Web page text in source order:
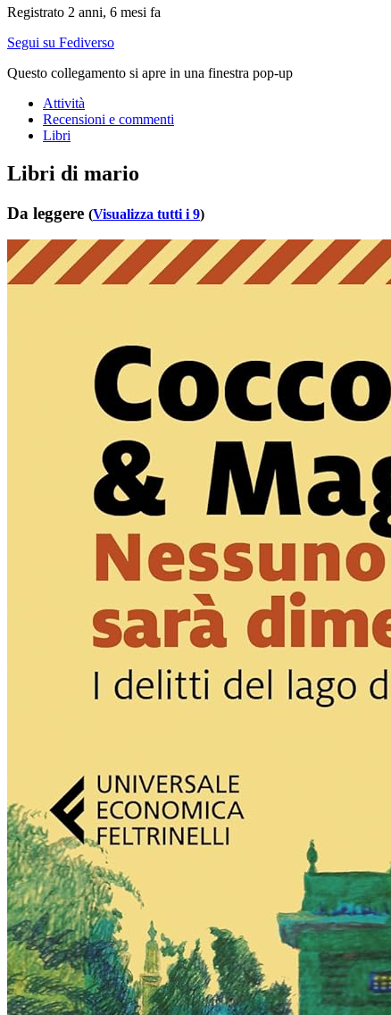
Registrato 2 anni, 6 mesi fa
Segui su Fediverso
Questo collegamento si apre in una finestra pop-up
Attività
Recensioni e commenti
Libri
Libri di mario
Da leggere (Visualizza tutti i 9)